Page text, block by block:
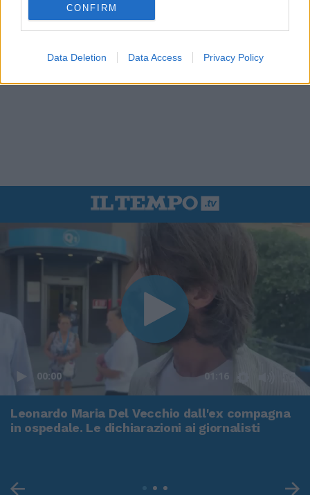
CONFIRM
Data Deletion Data Access Privacy Policy
00:00 01:16
Leonardo Maria Del Vecchio dall'ex compagna
in ospedale. Le dichiarazioni ai giornalisti